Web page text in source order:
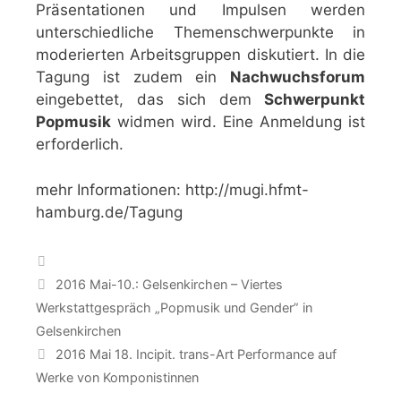
Präsentationen und Impulsen werden
unterschiedliche Themenschwerpunkte in
moderierten Arbeitsgruppen diskutiert. In die
Tagung ist zudem ein Nachwuchsforum
eingebettet, das sich dem Schwerpunkt
Popmusik widmen wird. Eine Anmeldung ist
erforderlich.
mehr Informationen: http://mugi.hfmt-
hamburg.de/Tagung
2016 Mai-10.: Gelsenkirchen – Viertes
Werkstattgespräch „Popmusik und Gender” in
Gelsenkirchen
2016 Mai 18. Incipit. trans-Art Performance auf
Werke von Komponistinnen